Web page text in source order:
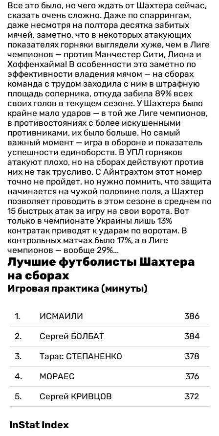
Все это было, но чего ждать от Шахтера сейчас,
сказать очень сложно. Даже по спаррингам,
даже несмотря на полтора десятка забитых
мячей, заметно, что в некоторых атакующих
показателях горняки выглядели хуже, чем в Лиге
чемпионов — против Манчестер Сити, Лиона и
Хоффенхайма! В особенности это заметно по
эффективности владения мячом — на сборах
команда с трудом заходила с ним в штрафную
площадь соперника, откуда забила 89% всех
своих голов в текущем сезоне. У Шахтера было
крайне мало ударов — в той же Лиге чемпионов,
в противостояниях с более искушенными
противниками, их было больше. Но самый
важный момент — игра в обороне и показатель
успешности единоборств. В УПЛ горняков
атакуют плохо, но на сборах действуют против
них не так трусливо. С Айнтрахтом этот номер
точно не пройдет, но нужно помнить, что защита
начинается на чужой половине поля, а Шахтер
позволяет проводить в этом сезоне в среднем по
15 быстрых атак за игру на свои ворота. Вот
только в чемпионате Украины лишь 13%
контратак приводят к ударам по воротам. В
контрольных матчах было 17%, а в Лиге
чемпионов — вообще 29%...
Лучшие футболисты Шахтера
на сборах
Игровая практика (минуты)
1. ИСМАИЛИ 386
2. Сергей БОЛБАТ 384
3. Тарас СТЕПАНЕНКО 378
4. МОРАЕС 376
5. Сергей КРИВЦОВ 372
InStat Index